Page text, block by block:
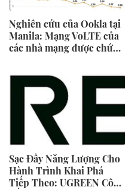
Nghiên cứu của Ookla tại
Manila: Mạng VoLTE của
các nhà mạng được chứng
lượng và độ tin cậy của
cuộc gọi thoại
Sạc Đầy Năng Lượng Cho
Hành Trình Khai Phá
Tiếp Theo: UGREEN Công